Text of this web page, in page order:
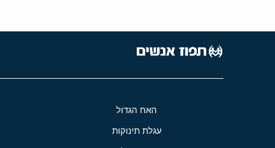
האח הגדול
עגלת תינוקות